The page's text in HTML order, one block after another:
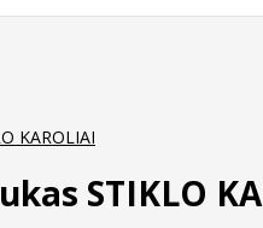
KAROLIAI
STIKLO